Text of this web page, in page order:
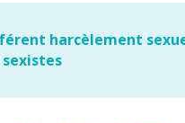
harcèlement